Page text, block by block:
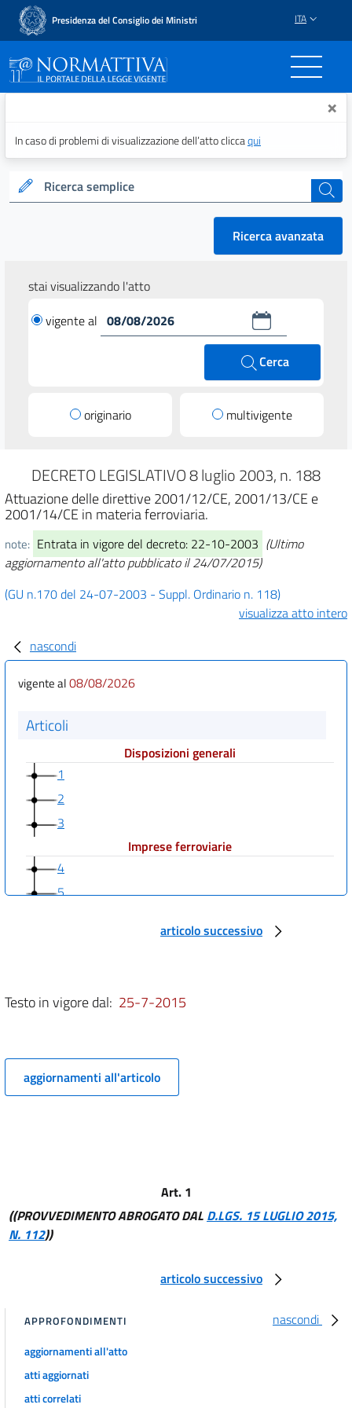
Presidenza del Consiglio dei Ministri ITA
Normattiva - Il portale ×
In caso di problemi di visualizzazione dell’atto cliccaqui
Ricerca semplice cerca
Ricerca avanzata
stai visualizzando l'atto
vigente al
Cerca
originario multivigente
DECRETO LEGISLATIVO 8 luglio 2003, n. 188
Attuazione delle direttive 2001/12/CE, 2001/13/CE e
2001/14/CE in materia ferroviaria.
note: Entrata in vigore del decreto: 22-10-2003 (Ultimo
aggiornamento all'atto pubblicato il 24/07/2015)
(GU n.170 del 24-07-2003 - Suppl. Ordinario n. 118)
visualizza atto intero
nascondi
vigente al08/08/2026
Articoli
Disposizioni generali
1
2
3
Imprese ferroviarie
4
5
10
11
12
17
21
Assegnazione della capacità di infrastruttura
22
23
articolo successivo
Testo in vigore dal: 25-7-2015
aggiornamenti all'articolo
Art. 1
((PROVVEDIMENTO ABROGATO DAL D.LGS. 15 LUGLIO 2015,
N. 112))
articolo successivo
nascondi
APPROFONDIMENTI
aggiornamenti all'atto
atti aggiornati
atti correlati